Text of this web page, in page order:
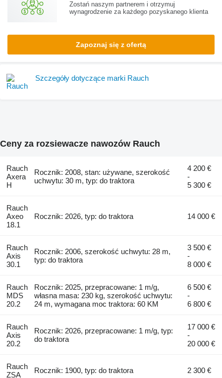
Zostań naszym partnerem i otrzymuj
wynagrodzenie za każdego pozyskanego klienta
Zapoznaj się z ofertą
Szczegóły dotyczące marki Rauch
Ceny za rozsiewacze nawozów Rauch
Rauch
Axera
H
Rocznik: 2008, stan: używane, szerokość
uchwytu: 30 m, typ: do traktora
4 200 €
-
5 300 €
Rauch
Axeo
18.1
Rocznik: 2026, typ: do traktora 14 000 €
Rauch
Axis
30.1
Rocznik: 2006, szerokość uchwytu: 28 m,
typ: do traktora
3 500 €
-
8 000 €
Rauch
MDS
20.2
Rocznik: 2025, przepracowane: 1 m/g,
własna masa: 230 kg, szerokość uchwytu:
24 m, wymagana moc traktora: 60 KM
6 500 €
-
6 800 €
Rauch
Axis
20.2
Rocznik: 2026, przepracowane: 1 m/g, typ:
do traktora
17 000 €
-
20 000 €
Rauch
ZSA
Rocznik: 1900, typ: do traktora 2 300 €